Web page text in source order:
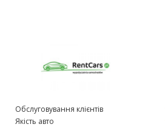
Обслуговування клієнтів
Якість авто